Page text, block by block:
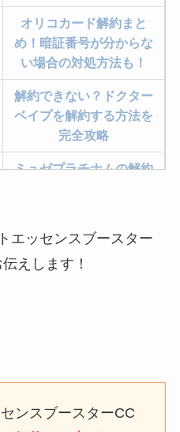
オリコカード解約まと
め！暗証番号が分からな
い場合の対処方法も！
解約できない？ドクター
ベイプを解約する方法を
完全攻略
ミュゼプラチナムの解約
レミノの解約方法まと
め！最短手続きやベスト
なにわサプリ
エッセンスブースター
えします！
ンスブースターCC